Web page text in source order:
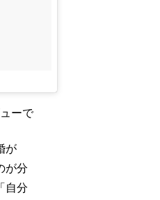
ーで
が
が分
自分